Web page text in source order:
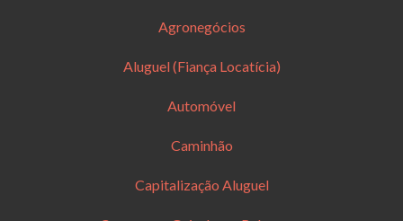
Agronegócios
Aluguel (Fiança Locatícia)
Automóvel
Caminhão
Capitalização Aluguel